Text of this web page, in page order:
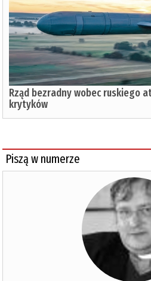
Rząd bezradny wobec ruskiego
krytyków
Piszą w numerze